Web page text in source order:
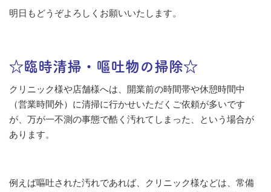
明日もどうぞよろしくお願いいたします。
☆臨時清掃・嘔吐物の掃除☆
クリニック様や店舗様へは、開業前の時間帯や休憩時間中
（営業時間外）に清掃に行かせいただくご依頼が多いです
が、万が一不測の事態で酷く汚れてしまった、という場合が
あります。
例えば嘔吐された汚れであれば、クリニック様などは、常備